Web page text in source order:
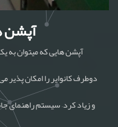
آپشن
آپشن هایی که میتوان به
دوطرف کانوایر را امکان
و زیاد کرد– سیستم راهنمای